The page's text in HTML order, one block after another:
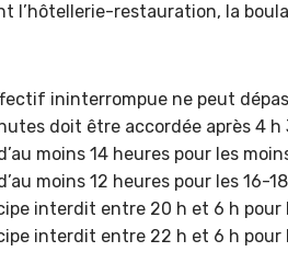
l’hôtellerie-restauration, la
ininterrompue ne peut
doit être accordée après 4 h
moins 14 heures pour les
moins 12 heures pour les 16-
interdit entre 20 h et 6 h pour
interdit entre 22 h et 6 h pour